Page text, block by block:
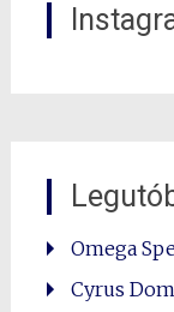
Omega
Cyrus